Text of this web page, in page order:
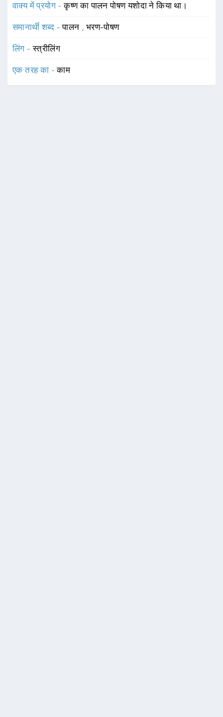
वाक्य में प्रयोग -कृष्ण का पालन पोषण यशोदा ने किया था।
समानार्थी शब्द -पालन , भरण-पोषण
लिंग -स्त्रीलिंग
एक तरह का -काम